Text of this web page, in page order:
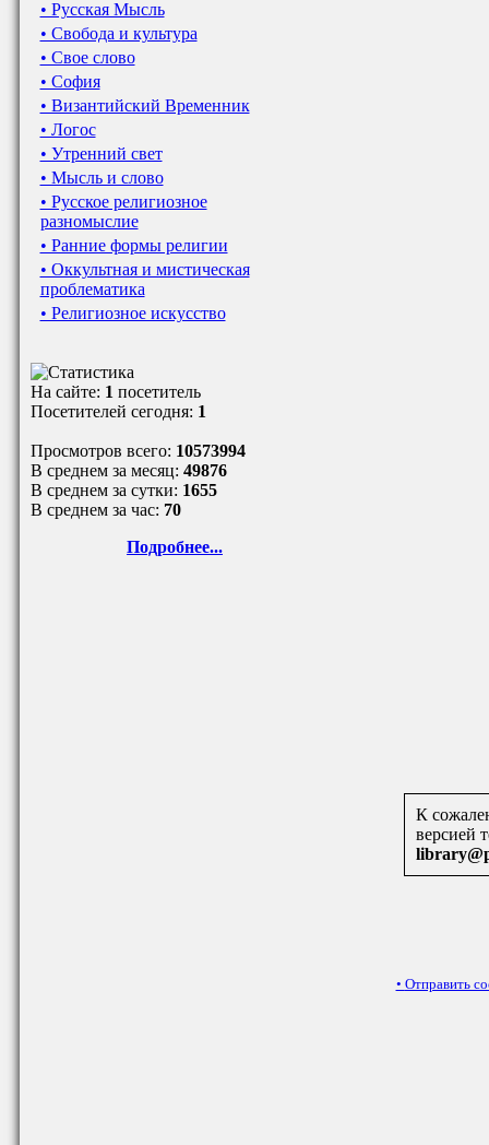
• Русская Мысль
• Свобода и культура
• Свое слово
• София
• Византийский Временник
• Логос
• Утренний свет
• Мысль и слово
• Русское религиозное
разномыслие
• Ранние формы религии
• Оккультная и мистическая
проблематика
• Религиозное искусство
На сайте: 1 посетитель
Посетителей сегодня: 1
Просмотров всего: 10573994
В среднем за месяц: 49876
В среднем за сутки: 1655
В среднем за час: 70
Подробнее...
К
версией
• Отправить